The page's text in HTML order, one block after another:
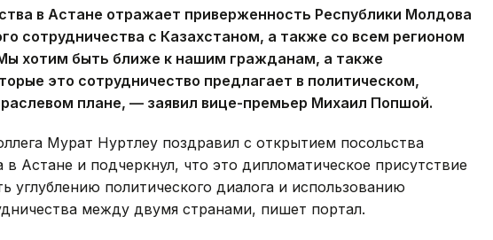
в Астане отражает приверженность Республики Молдова
сотрудничества с Казахстаном, а также со всем регионом
хотим быть ближе к нашим гражданам, а также
это сотрудничество предлагает в политическом,
плане, — заявил вице-премьер Михаил Попшой.
Мурат Нуртлеу поздравил с открытием посольства
Астане и подчеркнул, что это дипломатическое присутствие
углублению политического диалога и использованию
между двумя странами, пишет портал.